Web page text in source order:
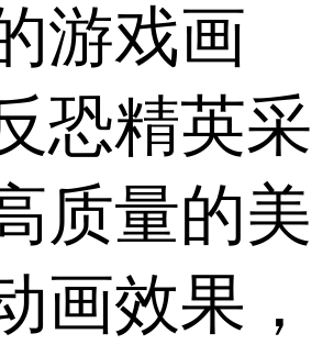
游戏画
恐精英采
质量的美
画效果，